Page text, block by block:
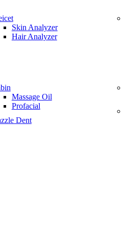
Skin Analyzer
Hair Analyzer
Massage Oil
Profacial
Dent